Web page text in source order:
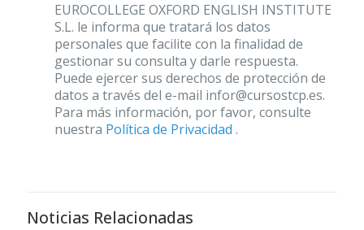
EUROCOLLEGE OXFORD ENGLISH INSTITUTE
S.L. le informa que tratará los datos
personales que facilite con la finalidad de
gestionar su consulta y darle respuesta.
Puede ejercer sus derechos de protección de
datos a través del e-mail infor@cursostcp.es.
Para más información, por favor, consulte
nuestra Política de Privacidad .
Noticias Relacionadas